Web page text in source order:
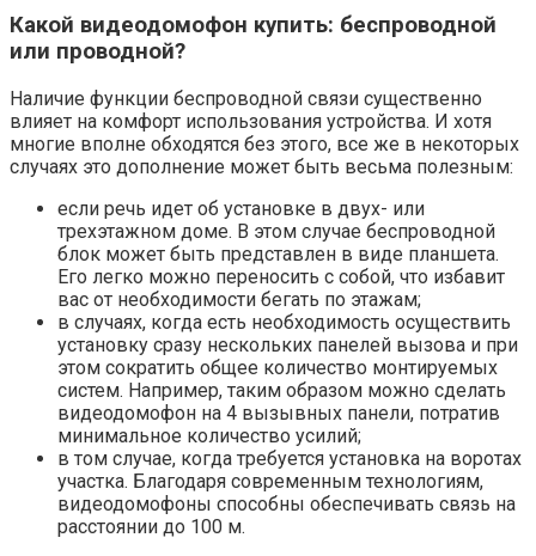
Какой видеодомофон купить: беспроводной
или проводной?
Наличие функции беспроводной связи существенно
влияет на комфорт использования устройства. И хотя
многие вполне обходятся без этого, все же в некоторых
случаях это дополнение может быть весьма полезным:
если речь идет об установке в двух- или
трехэтажном доме. В этом случае беспроводной
блок может быть представлен в виде планшета.
Его легко можно переносить с собой, что избавит
вас от необходимости бегать по этажам;
в случаях, когда есть необходимость осуществить
установку сразу нескольких панелей вызова и при
этом сократить общее количество монтируемых
систем. Например, таким образом можно сделать
видеодомофон на 4 вызывных панели, потратив
минимальное количество усилий;
в том случае, когда требуется установка на воротах
участка. Благодаря современным технологиям,
видеодомофоны способны обеспечивать связь на
расстоянии до 100 м.